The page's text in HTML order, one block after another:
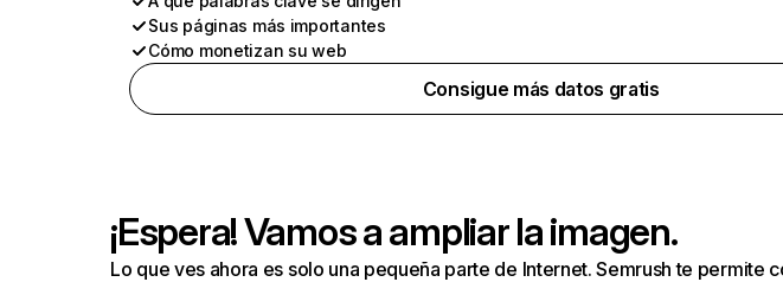
Sus páginas más importantes
Cómo monetizan su web
Consigue más datos gratis
¡Espera! Vamos a ampliar la imagen.
Lo que ves ahora es solo una pequeña parte de Internet. Semrush te permite